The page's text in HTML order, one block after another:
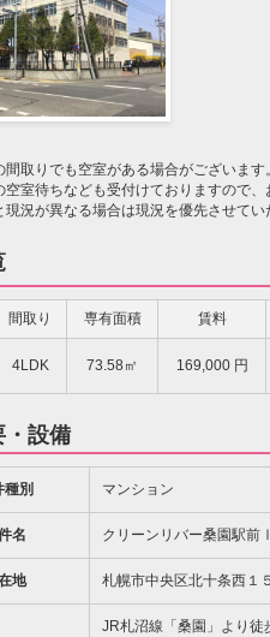
取りでも空室がある場合がございます。
空室待ちなども受付けておりますので
況が異なる場合は現況を優先させてい
間取り 専有面積 賃料
4LDK 73.58㎡ 169,000 円
・設備
種別 マンション
名 クリーンリバー桑園駅前
地 札幌市中央区北十条西１
JR札沼線「桑園」より徒